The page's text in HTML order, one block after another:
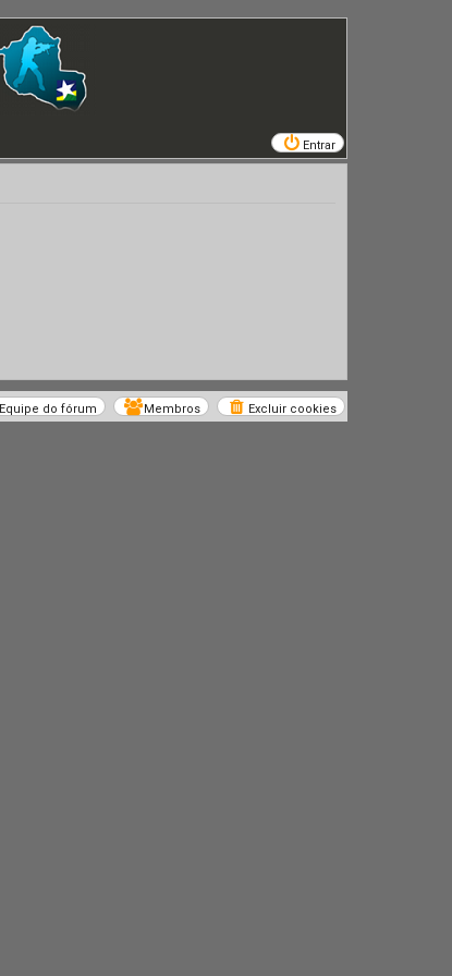
Entrar
Excluir cookies
Membros
Equipe do fórum